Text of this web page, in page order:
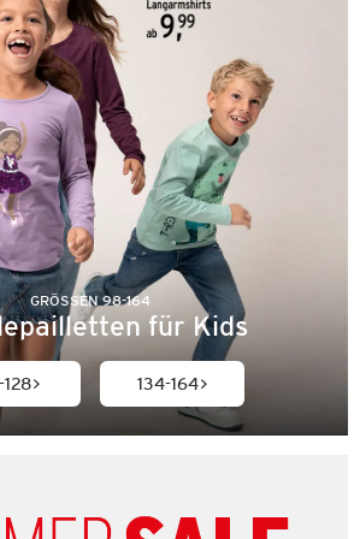
GRÖSSEN 98-164
für Kids
134-164